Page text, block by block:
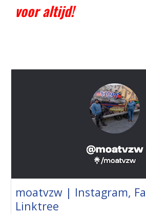
voor altijd!
moatvzw | Instagram,
Linktree